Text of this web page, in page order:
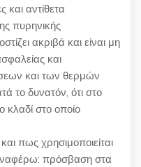
και αντίθετα
πυρηνικής
ακριβά και είναι μη
και
και των θερμών
το δυνατόν, ότι στο
κλαδί στο οποίο
πως χρησιμοποιείται
πρόσβαση στα